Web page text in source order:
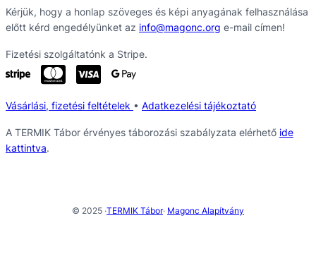
Kérjük, hogy a honlap szöveges és képi anyagának felhasználása
előtt kérd engedélyünket az info@magonc.org e-mail címen!
Fizetési szolgáltatónk a Stripe.
Vásárlási, fizetési feltételek • Adatkezelési tájékoztató
A TERMIK Tábor érvényes táborozási szabályzata elérhető ide
kattintva.
© 2025 ·TERMIK Tábor· Magonc Alapítvány